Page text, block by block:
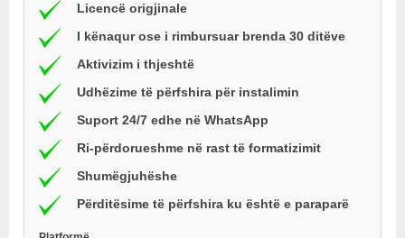
Licencë origjinale
I kënaqur ose i rimbursuar brenda 30 ditëve
Aktivizim i thjeshtë
Udhëzime të përfshira për instalimin
Suport 24/7 edhe në WhatsApp
Ri-përdorueshme në rast të formatizimit
Shumëgjuhëshe
Përditësime të përfshira ku është e paraparë